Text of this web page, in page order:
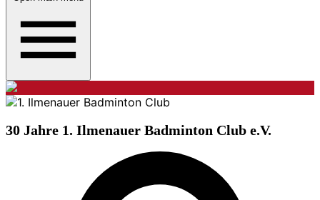
30 Jahre 1. Ilmenauer Badminton Club e.V.